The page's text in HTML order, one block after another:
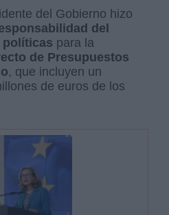
del Gobierno hizo
del
políticas para la
de Presupuestos
, que incluyen un
de euros de los